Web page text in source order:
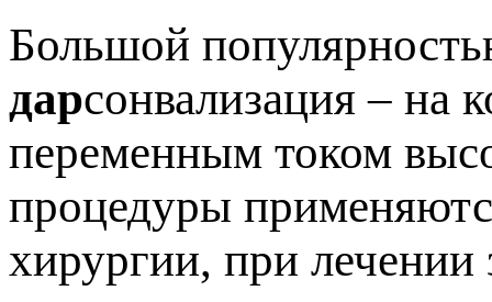
Большой
дарсонвализация – на
переменным током
процедуры
хирургии, при лечении